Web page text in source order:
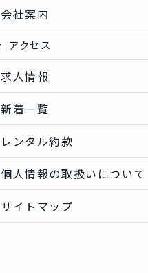
会社案内
アクセス
求人情報
新着一覧
レンタル約款
個人情報の取扱いについて
サイトマップ